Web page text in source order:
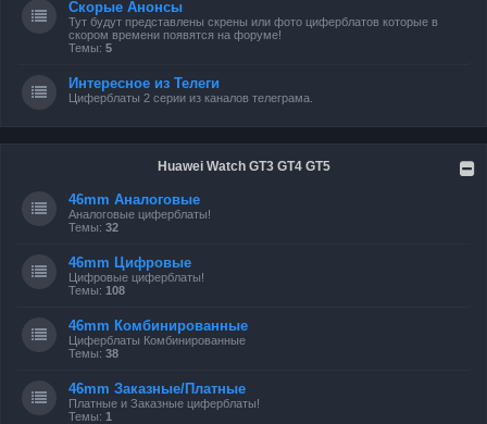
Скорые Анонсы
Тут будут представлены скрены или фото циферблатов которые в
скором времени появятся на форуме!
Темы: 5
Интересное из Телеги
Циферблаты 2 серии из каналов телеграма.
Huawei Watch GT3 GT4 GT5
46mm Аналоговые
Аналоговые циферблаты!
Темы: 32
46mm Цифровые
Цифровые циферблаты!
Темы: 108
46mm Комбинированные
Циферблаты Комбинированные
Темы: 38
46mm Заказные/Платные
Платные и Заказные циферблаты!
Темы: 1